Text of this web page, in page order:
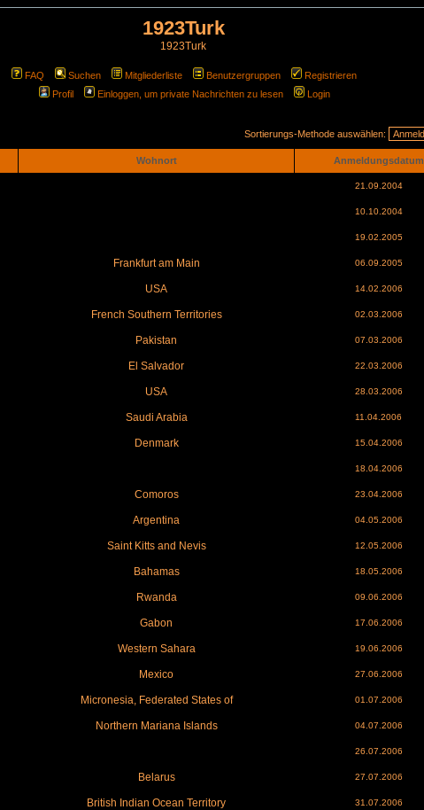
1923Turk
1923Turk
FAQ Suchen Mitgliederliste Benutzergruppen
Registrieren
Profil
Einloggen, um private Nachrichten zu lesen Login
Sortierungs-Methode auswählen:
Wohnort Anmeldungsdatum
21.09.2004
10.10.2004
19.02.2005
Frankfurt am Main 06.09.2005
USA 14.02.2006
French Southern Territories 02.03.2006
Pakistan 07.03.2006
El Salvador 22.03.2006
USA 28.03.2006
Saudi Arabia 11.04.2006
Denmark 15.04.2006
18.04.2006
Comoros 23.04.2006
Argentina 04.05.2006
Saint Kitts and Nevis 12.05.2006
Bahamas 18.05.2006
Rwanda 09.06.2006
Gabon 17.06.2006
Western Sahara 19.06.2006
Mexico 27.06.2006
Micronesia, Federated States of 01.07.2006
Northern Mariana Islands 04.07.2006
26.07.2006
Belarus 27.07.2006
British Indian Ocean Territory 31.07.2006